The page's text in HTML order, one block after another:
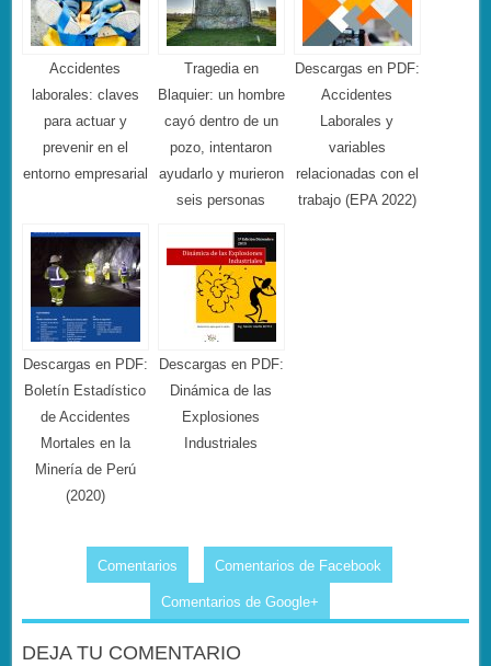
Accidentes
laborales: claves
para actuar y
prevenir en el
entorno empresarial
Tragedia en
Blaquier: un hombre
cayó dentro de un
pozo, intentaron
ayudarlo y murieron
seis personas
Descargas en PDF:
Accidentes
Laborales y
variables
relacionadas con el
trabajo (EPA 2022)
Descargas en PDF:
Boletín Estadístico
de Accidentes
Mortales en la
Minería de Perú
(2020)
Descargas en PDF:
Dinámica de las
Explosiones
Industriales
Comentarios Comentarios de Facebook
Comentarios de Google+
DEJA TU COMENTARIO